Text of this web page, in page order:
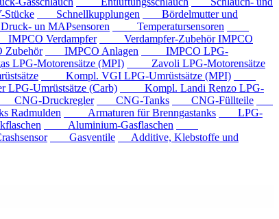
Schnellkupplungen
Bördelmutter und
un MAPsensoren
Temperatursensoren
Verdampfer
Verdampfer-Zubehör IMPCO
IMPCO Anlagen
IMPCO LPG-
Motorensätze (MPI)
Zavoli LPG-Motorensätze
Kompl. VGI LPG-Umrüstsätze (MPI)
Umrüstsätze (Carb)
Kompl. Landi Renzo LPG-
CNG-Druckregler CNG-Tanks
CNG-Füllteile
Radmulden Armaturen für Brenngastanks
LPG-
Aluminium-Gasflaschen
Gasventile
Additive, Klebstoffe und